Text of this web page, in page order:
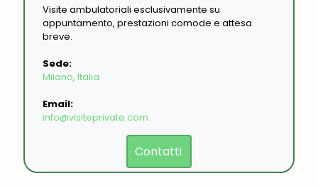
Visite ambulatoriali esclusivamente su
appuntamento, prestazioni comode e attesa
breve.
Sede:
Milano, Italia
Email:
info@visiteprivate.com
Contatti